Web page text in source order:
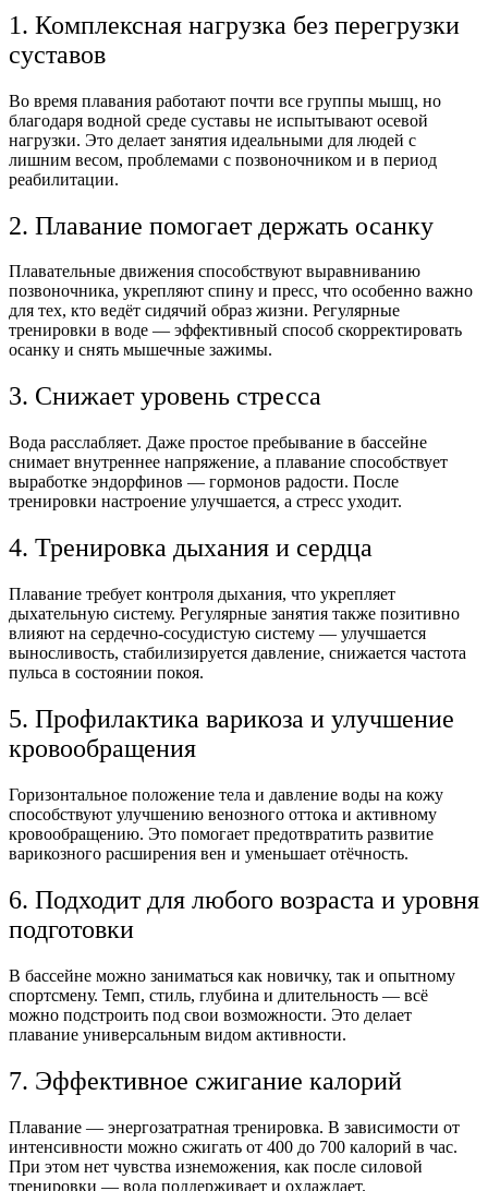
1. Комплексная нагрузка без перегрузки
суставов
Во время плавания работают почти все группы мышц, но
благодаря водной среде суставы не испытывают осевой
нагрузки. Это делает занятия идеальными для людей с
лишним весом, проблемами с позвоночником и в период
реабилитации.
2. Плавание помогает держать осанку
Плавательные движения способствуют выравниванию
позвоночника, укрепляют спину и пресс, что особенно важно
для тех, кто ведёт сидячий образ жизни. Регулярные
тренировки в воде — эффективный способ скорректировать
осанку и снять мышечные зажимы.
3. Снижает уровень стресса
Вода расслабляет. Даже простое пребывание в бассейне
снимает внутреннее напряжение, а плавание способствует
выработке эндорфинов — гормонов радости. После
тренировки настроение улучшается, а стресс уходит.
4. Тренировка дыхания и сердца
Плавание требует контроля дыхания, что укрепляет
дыхательную систему. Регулярные занятия также позитивно
влияют на сердечно-сосудистую систему — улучшается
выносливость, стабилизируется давление, снижается частота
пульса в состоянии покоя.
5. Профилактика варикоза и улучшение
кровообращения
Горизонтальное положение тела и давление воды на кожу
способствуют улучшению венозного оттока и активному
кровообращению. Это помогает предотвратить развитие
варикозного расширения вен и уменьшает отёчность.
6. Подходит для любого возраста и уровня
подготовки
В бассейне можно заниматься как новичку, так и опытному
спортсмену. Темп, стиль, глубина и длительность — всё
можно подстроить под свои возможности. Это делает
плавание универсальным видом активности.
7. Эффективное сжигание калорий
Плавание — энергозатратная тренировка. В зависимости от
интенсивности можно сжигать от 400 до 700 калорий в час.
При этом нет чувства изнеможения, как после силовой
тренировки — вода поддерживает и охлаждает.